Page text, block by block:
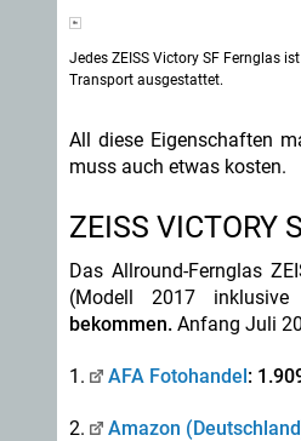
Jedes ZEISS Victory SF Fernglas
Transport ausgestattet.
All diese Eigenschaften
muss auch etwas kosten.
ZEISS VICTORY
Das Allround-Fernglas
(Modell 2017 inklusive
bekommen. Anfang Juli
1. AFA Fotohandel:
2. Amazon